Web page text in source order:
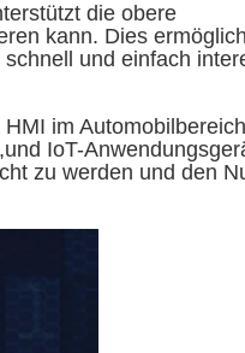
die obere
kann. Dies
und einfach
im
IoT-
zu werden und den